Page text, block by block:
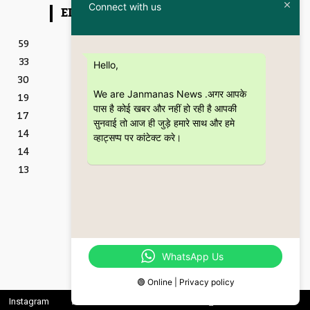
59
33
30
19
17
14
14
13
EDITOR PICKS
Featured
टेबल बुक
5 July 2026
शिक्षा
CSJMU, कानपुर द्वारा बना
‘जागरूकता पैमाना’ शोध की
28 June 2026
16 June 2026
Instagram
Connect with us
Hello,
We are Janmanas News .अगर आपके
पास है कोई खबर और नहीं हो रही है आपकी
सुनवाई तो आज ही जुड़े हमारे साथ और हमे
व्हाट्सप्प पर कांटेक्ट करे।
WhatsApp Us
🟢 Online | Privacy policy